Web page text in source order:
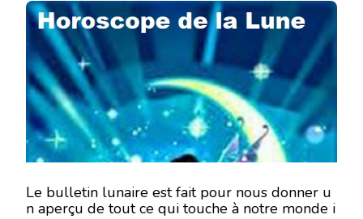
LUNE
SEPTEMBRE
2018
Le bulletin lunaire est fait pour nous donner u
n aperçu de tout ce qui touche à notre monde i